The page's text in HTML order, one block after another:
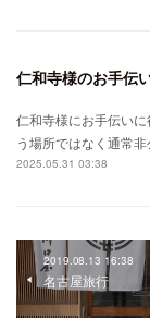
仁和寺様のお手伝
仁和寺様にお手伝い
う場所ではなく通常
2025.05.31 03:38
2019.08.13 16:38
名古屋旅行